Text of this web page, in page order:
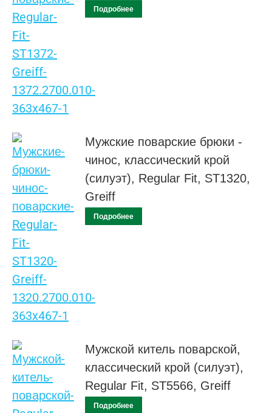
Подробнее
Мужские поварские брюки -
чинос, классический крой
(силуэт), Regular Fit, ST1320,
Greiff
Подробнее
Мужской китель поварской,
классический крой (силуэт),
Regular Fit, ST5566, Greiff
Подробнее